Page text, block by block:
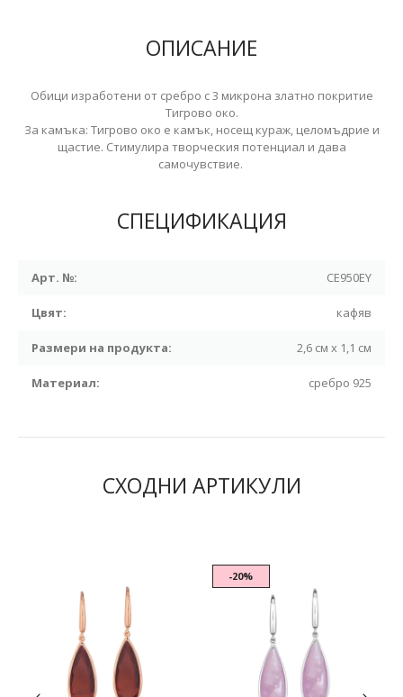
ОПИСАНИЕ
Обици изработени от сребро с 3 микрона златно покритие
Тигрово око.
За камъка: Тигрово око е камък, носещ кураж, целомъдрие и
щастие. Стимулира творческия потенциал и дава
самочувствие.
СПЕЦИФИКАЦИЯ
Арт. №: CE950EY
Цвят: кафяв
Размери на продукта: 2,6 см x 1,1 см
Материал: сребро 925
СХОДНИ АРТИКУЛИ
-20%